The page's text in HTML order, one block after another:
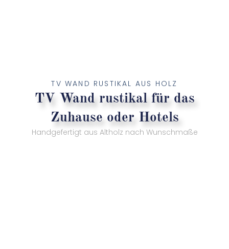
TV WAND RUSTIKAL AUS HOLZ
TV Wand rustikal für das
Zuhause oder Hotels
Handgefertigt aus Altholz nach Wunschmaße